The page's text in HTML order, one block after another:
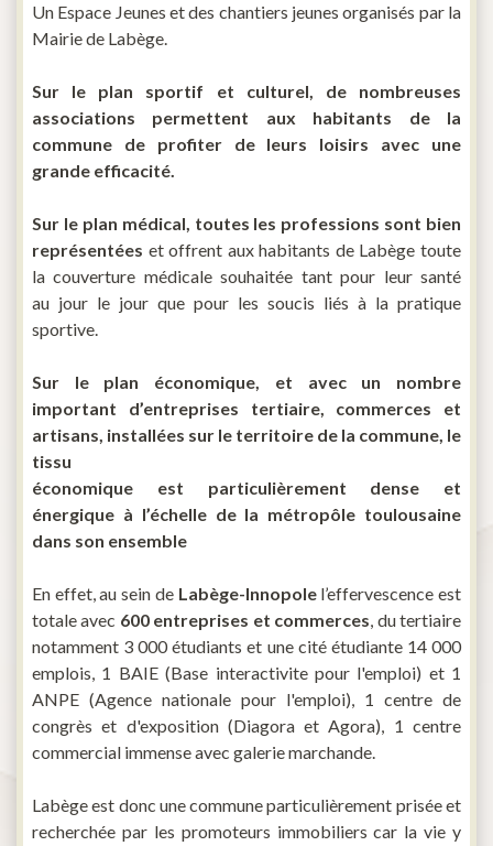
Un Espace Jeunes et des chantiers jeunes organisés par la
Mairie de Labège.
Sur le plan sportif et culturel, de nombreuses
associations permettent aux habitants de la
commune de profiter de leurs loisirs avec une
grande efficacité.
Sur le plan médical, toutes les professions sont bien
représentées et offrent aux habitants de Labège toute
la couverture médicale souhaitée tant pour leur santé
au jour le jour que pour les soucis liés à la pratique
sportive.
Sur le plan économique, et avec un nombre
important d’entreprises tertiaire, commerces et
artisans, installées sur le territoire de la commune, le
tissu
économique est particulièrement dense et
énergique à l’échelle de la métropôle toulousaine
dans son ensemble
En effet, au sein de Labège-Innopolel’effervescence est
totale avec 600 entreprises et commerces, du tertiaire
notamment 3 000 étudiants et une cité étudiante 14 000
emplois, 1 BAIE (Base interactivite pour l'emploi) et 1
ANPE (Agence nationale pour l'emploi), 1 centre de
congrès et d'exposition (Diagora et Agora), 1 centre
commercial immense avec galerie marchande.
Labège est donc une commune particulièrement prisée et
recherchée par les promoteurs immobiliers car la vie y